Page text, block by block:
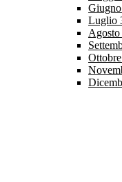
Giugno
Luglio
Agosto
Ottobre